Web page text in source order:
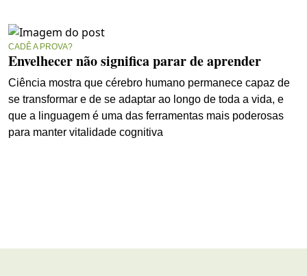
CADÊ A PROVA?
Envelhecer não significa parar de aprender
Ciência mostra que cérebro humano permanece capaz de
se transformar e de se adaptar ao longo de toda a vida, e
que a linguagem é uma das ferramentas mais poderosas
para manter vitalidade cognitiva